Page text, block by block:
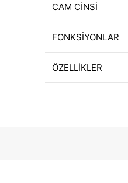
CAM CİNSİ
FONKSİYONLAR
ÖZELLİKLER